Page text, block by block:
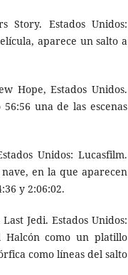
Story. Estados Unidos:
aparece un salto a
Hope, Estados Unidos.
una de las escenas
Unidos: Lucasfilm.
en la que aparecen
y 2:06:02.
Jedi. Estados Unidos:
Halcón como un platillo
como líneas del salto